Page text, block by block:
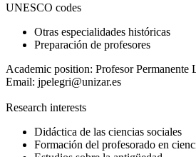
UNESCO codes
Otras especialidades históricas
Preparación de profesores
Academic position: Profesor Permanente
Email: jpelegri@unizar.es
Research interests
Didáctica de las ciencias sociales
Formación del profesorado en